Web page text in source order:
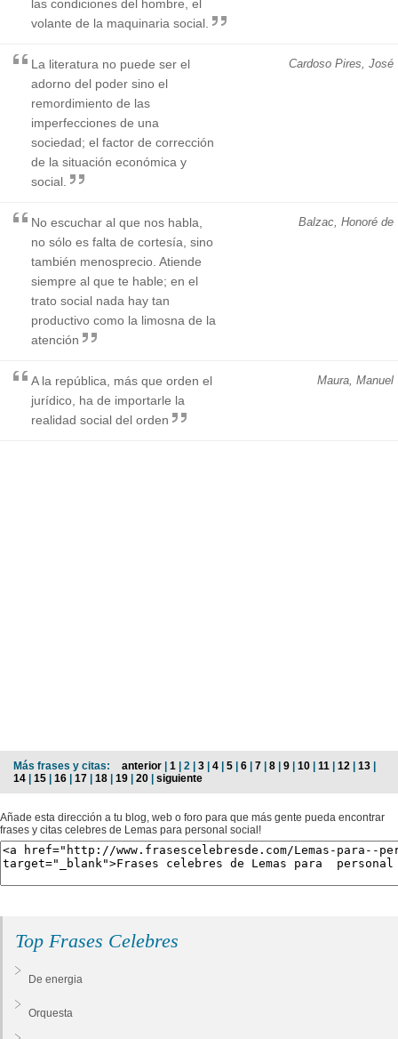
las condiciones del hombre, el
volante de la maquinaria social.
Cardoso Pires, José
La literatura no puede ser el
adorno del poder sino el
remordimiento de las
imperfecciones de una
sociedad; el factor de corrección
de la situación económica y
social.
Balzac, Honoré de
No escuchar al que nos habla,
no sólo es falta de cortesía, sino
también menosprecio. Atiende
siempre al que te hable; en el
trato social nada hay tan
productivo como la limosna de la
atención
Maura, Manuel
A la república, más que orden el
jurídico, ha de importarle la
realidad social del orden
Más frases y citas: anterior | 1 | 2 | 3 | 4 | 5 | 6 | 7 | 8 | 9 | 10 | 11 | 12 | 13 |
14 | 15 | 16 | 17 | 18 | 19 | 20 | siguiente
Añade esta dirección a tu blog, web o foro para que más gente pueda encontrar
frases y citas celebres de Lemas para personal social!
Top Frases Celebres
De energia
Orquesta